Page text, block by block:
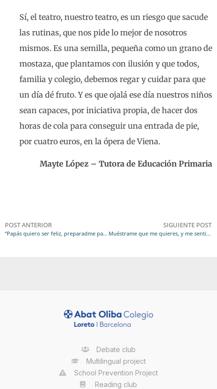
Sí, el teatro, nuestro teatro, es un riesgo que sacude
las rutinas, que nos pide lo mejor de nosotros
mismos. Es una semilla, pequeña como un grano de
mostaza, que plantamos con ilusión y que todos,
familia y colegio, debemos regar y cuidar para que
un día dé fruto. Y es que ojalá ese día nuestros niños
sean capaces, por iniciativa propia, de hacer dos
horas de cola para conseguir una entrada de pie,
por cuatro euros, en la ópera de Viena.
Mayte López – Tutora de Educación Primaria
POST ANTERIOR
“Papás quiero ser feliz, preparadme para la vida”
SIGUIENTE POST
Muéstrame que me quieres, y me sentiré seguro
Debate club
Multilingual project
School Prevention Project
Reading club